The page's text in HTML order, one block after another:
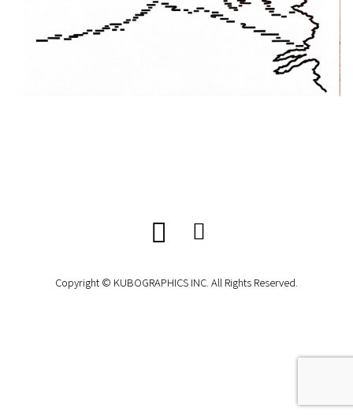
Copyright © KUBOGRAPHICS INC. All Rights Reserved.